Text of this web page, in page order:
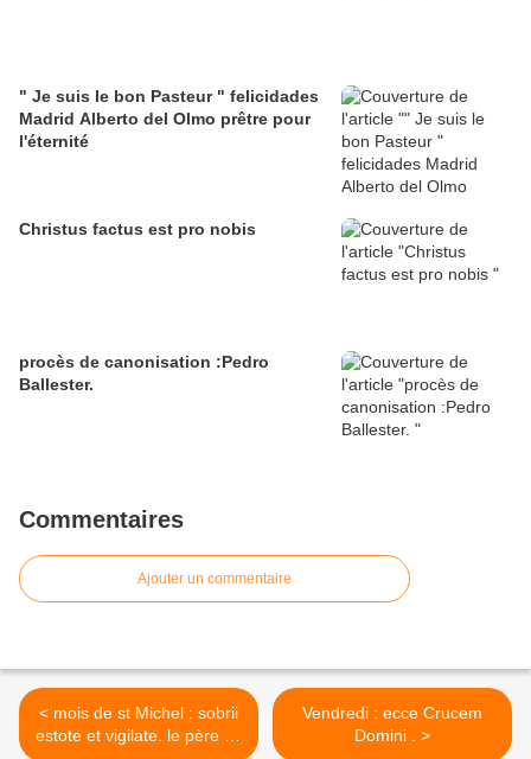
" Je suis le bon Pasteur " felicidades
Madrid Alberto del Olmo prêtre pour
l'éternité
Christus factus est pro nobis
procès de canonisation :Pedro
Ballester.
Commentaires
Ajouter un commentaire
< mois de st Michel : sobrii
estote et vigilate. le père du
Vendredi : ecce Crucem
Domini . >